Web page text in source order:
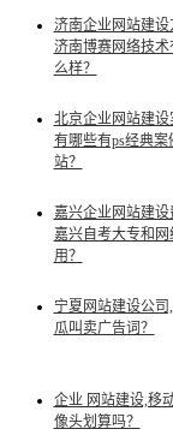
济南企业网站建设
济南博赛网络技术
么样？
北京企业网站建设
有哪些有ps经典案
站？
嘉兴企业网站建设
嘉兴自考大专和网
用？
宁夏网站建设公司
瓜叫卖广告词？
企业 网站建设,移
像头划算吗？